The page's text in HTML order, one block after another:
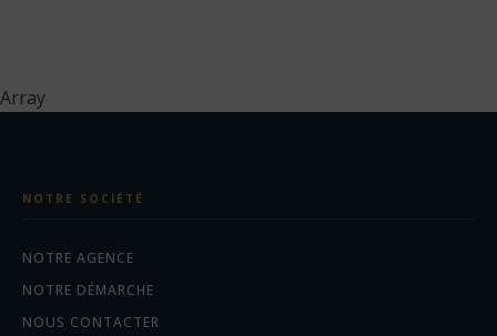
et
bambou
Array
NOTRE SOCIÉTÉ
NOTRE AGENCE
NOTRE DÉMARCHE
NOUS CONTACTER